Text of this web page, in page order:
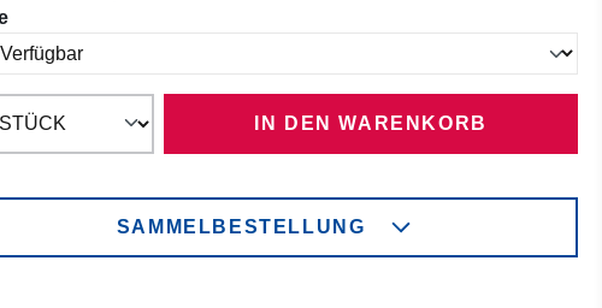
auswählen
IN DEN WARENKORB
SAMMELBESTELLUNG